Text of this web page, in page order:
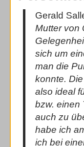
Gerald
Mutter von
sich um
man die
konnte.
also ideal
bzw. einen
auch zu
habe ich
ich bei